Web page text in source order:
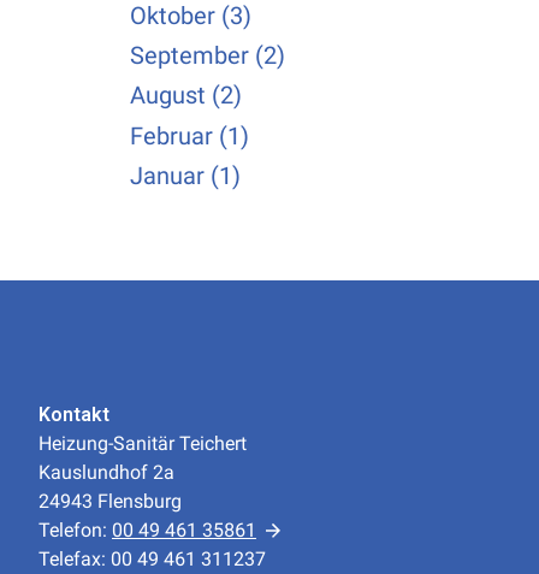
Oktober (3)
September (2)
August (2)
Februar (1)
Januar (1)
Kontakt
Heizung-Sanitär Teichert
Kauslundhof 2a
24943 Flensburg
Telefon: 00 49 461 35861
Telefax: 00 49 461 311237